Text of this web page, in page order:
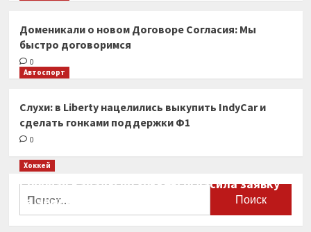
Доменикали о новом Договоре Согласия: Мы
быстро договоримся
0
Автоспорт
Слухи: в Liberty нацелились выкупить IndyCar и
сделать гонками поддержки Ф1
0
Хоккей
Сборная Канады по хоккею огласила заявку
на чемпионат мира